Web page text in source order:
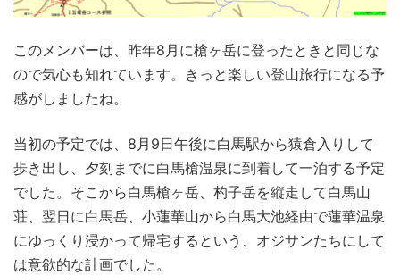
このメンバーは、昨年8月に槍ヶ岳に登ったときと同じな
ので気心も知れています。きっと楽しい登山旅行になる予
感がしましたね。
当初の予定では、8月9日午後に白馬駅から猿倉入りして
歩き出し、夕刻までに白馬槍温泉に到着して一泊する予定
でした。そこから白馬槍ヶ岳、杓子岳を縦走して白馬山
荘、翌日に白馬岳、小蓮華山から白馬大池経由で蓮華温泉
にゆっくり浸かって帰宅するという、オジサンたちにして
は意欲的な計画でした。